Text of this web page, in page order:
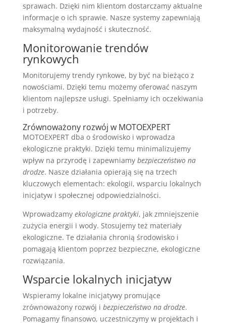
sprawach. Dzięki nim klientom dostarczamy aktualne
informacje o ich sprawie. Nasze systemy zapewniają
maksymalną wydajność i skuteczność.
Monitorowanie trendów
rynkowych
Monitorujemy trendy rynkowe, by być na bieżąco z
nowościami. Dzięki temu możemy oferować naszym
klientom najlepsze usługi. Spełniamy ich oczekiwania
i potrzeby.
Zrównoważony rozwój w MOTOEXPERT
MOTOEXPERT dba o środowisko i wprowadza
ekologiczne praktyki. Dzięki temu minimalizujemy
wpływ na przyrodę i zapewniamy bezpieczeństwo na
drodze. Nasze działania opierają się na trzech
kluczowych elementach: ekologii, wsparciu lokalnych
inicjatyw i społecznej odpowiedzialności.
Wprowadzamy ekologiczne praktyki, jak zmniejszenie
zużycia energii i wody. Stosujemy też materiały
ekologiczne. Te działania chronią środowisko i
pomagają klientom poprzez bezpieczne, ekologiczne
rozwiązania.
Wsparcie lokalnych inicjatyw
Wspieramy lokalne inicjatywy promujące
zrównoważony rozwój i bezpieczeństwo na drodze.
Pomagamy finansowo, uczestniczymy w projektach i